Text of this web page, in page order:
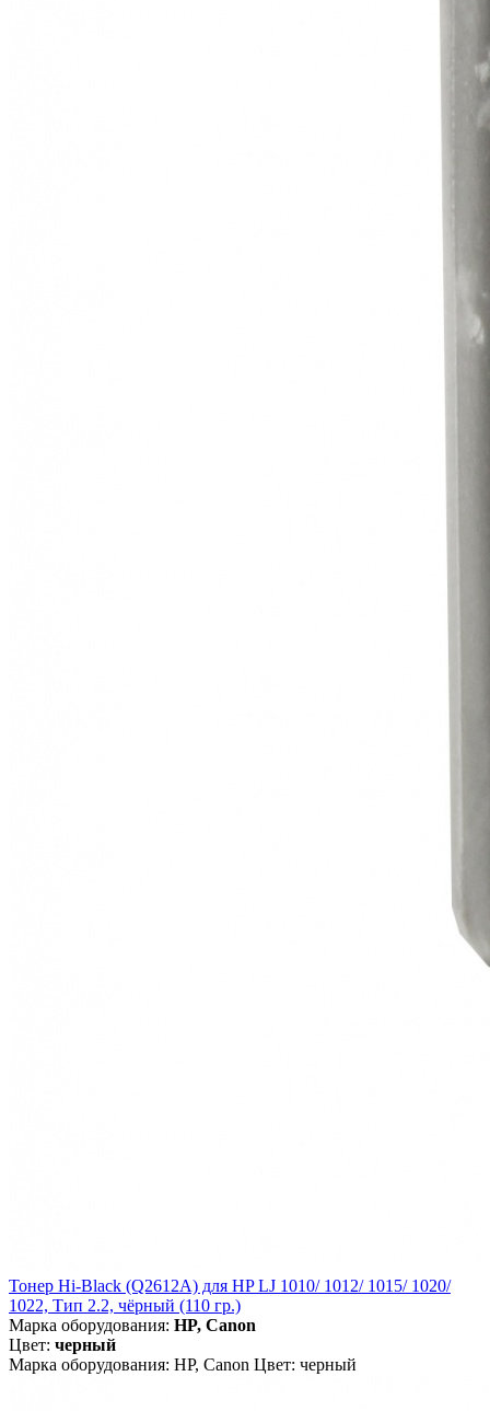
Тонер Hi-Black (Q2612A) для HP LJ 1010/ 1012/ 1015/ 1020/
1022, Тип 2.2, чёрный (110 гр.)
Марка оборудования: HP, Canon
Цвет: черный
Марка оборудования: HP, Canon Цвет: черный